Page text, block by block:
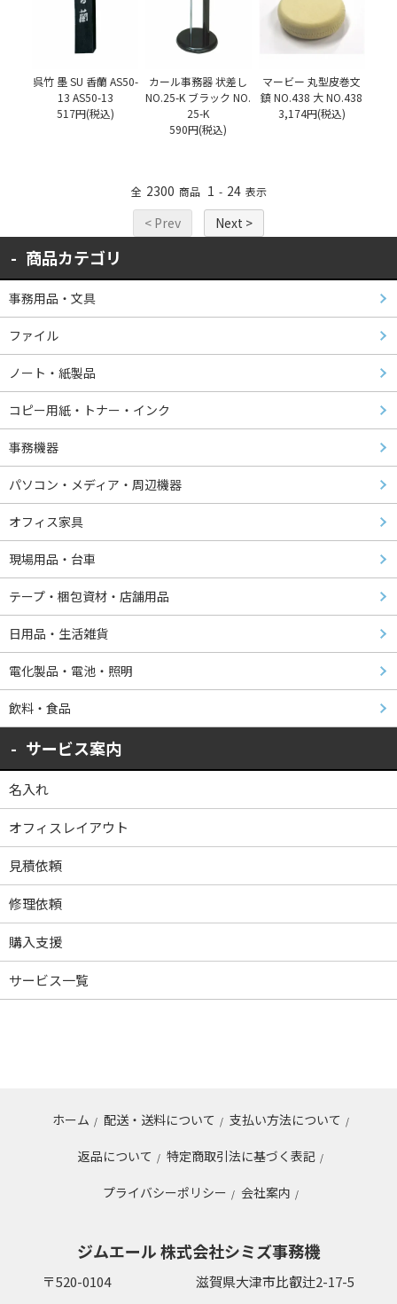
呉竹 墨 SU 香蘭 AS50-
13 AS50-13
517円(税込)
カール事務器 状差し
NO.25-K ブラック NO.
25-K
590円(税込)
マービー 丸型皮巻文
鎮 NO.438 大 NO.438
3,174円(税込)
全 2300 商品 1 - 24 表示
< Prev Next >
商品カテゴリ
事務用品・文具
ファイル
ノート・紙製品
コピー用紙・トナー・インク
事務機器
パソコン・メディア・周辺機器
オフィス家具
現場用品・台車
テープ・梱包資材・店舗用品
日用品・生活雑貨
電化製品・電池・照明
飲料・食品
サービス案内
名入れ
オフィスレイアウト
見積依頼
修理依頼
購入支援
サービス一覧
ホーム / 配送・送料について / 支払い方法について /
返品について / 特定商取引法に基づく表記 /
プライバシーポリシー / 会社案内 /
ジムエール 株式会社シミズ事務機
〒520-0104
滋賀県大津市比叡辻2-17-5